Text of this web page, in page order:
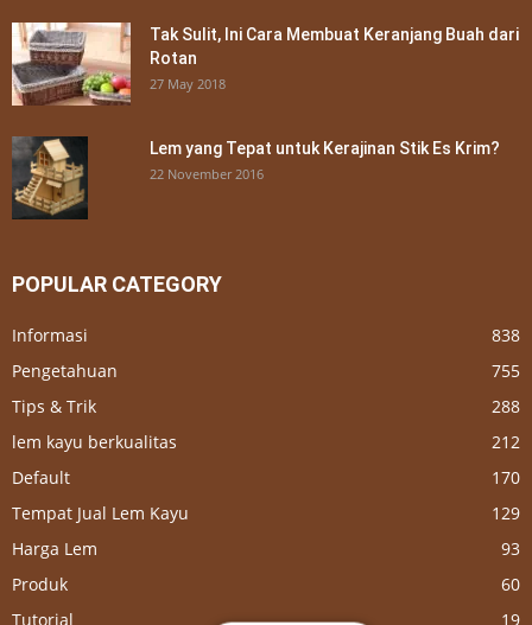
Tak Sulit, Ini Cara Membuat Keranjang Buah dari
Rotan
27 May 2018
Lem yang Tepat untuk Kerajinan Stik Es Krim?
22 November 2016
POPULAR CATEGORY
Informasi
838
Pengetahuan
755
Tips & Trik
288
lem kayu berkualitas
212
Default
170
Tempat Jual Lem Kayu
129
Harga Lem
93
Produk
60
Tutorial
19